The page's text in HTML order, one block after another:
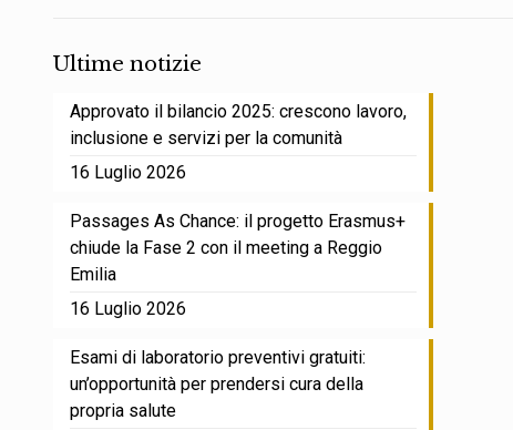
Ultime notizie
Approvato il bilancio 2025: crescono lavoro,
inclusione e servizi per la comunità
16 Luglio 2026
Passages As Chance: il progetto Erasmus+
chiude la Fase 2 con il meeting a Reggio
Emilia
16 Luglio 2026
Esami di laboratorio preventivi gratuiti:
un’opportunità per prendersi cura della
propria salute